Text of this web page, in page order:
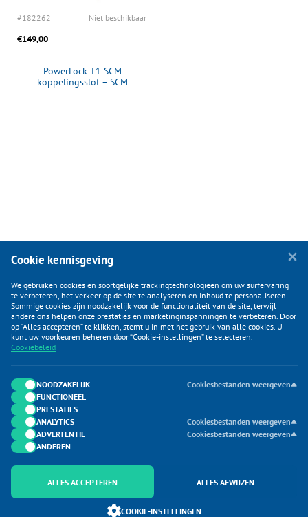
#182262 Niet beschikbaar
€149,00
PowerLock T1 SCM
koppelingsslot – SCM
KLANTENSERVICE
CATEGORIEËN
DUIJVELAAR E-COMMERCE
CONTACTEN
Onderdeel van Duijvelaar E-commerce
Cookie kennisgeving
We gebruiken cookies en soortgelijke trackingtechnologieën om uw surfervaring
te verbeteren, het verkeer op de site te analyseren en inhoud te personaliseren.
Sommige cookies zijn noodzakelijk voor de functionaliteit van de site, terwijl
andere ons helpen onze prestaties en marketinginspanningen te verbeteren. Door
op “Alles accepteren” te klikken, stemt u in met het gebruik van alle cookies. U
kunt uw voorkeuren beheren door “Cookie-instellingen” te selecteren.
Cookiebeleid
NOODZAKELIJK
Cookiesbestanden weergeven
FUNCTIONEEL
PRESTATIES
ANALYTICS
Cookiesbestanden weergeven
ADVERTENTIE
Cookiesbestanden weergeven
ANDEREN
ALLES ACCEPTEREN ALLES AFWIJZEN
COOKIE-INSTELLINGEN